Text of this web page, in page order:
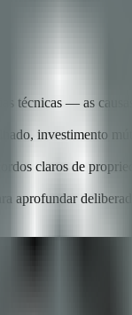
técnicas — as
investimento
claros de